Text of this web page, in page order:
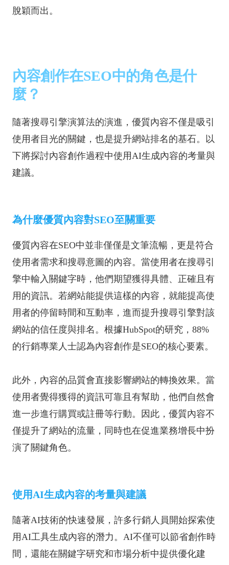
脫穎而出。
內容創作在SEO中的角色是什
麼？
隨著搜尋引擎演算法的演進，優質內容不僅是吸引
使用者目光的關鍵，也是提升網站排名的基石。以
下將探討內容創作過程中使用AI生成內容的考量與
建議。
為什麼優質內容對SEO至關重要
優質內容在SEO中並非僅僅是文筆流暢，更是符合
使用者需求和搜尋意圖的內容。當使用者在搜尋引
擎中輸入關鍵字時，他們期望獲得具體、正確且有
用的資訊。若網站能提供這樣的內容，就能提高使
用者的停留時間和互動率，進而提升搜尋引擎對該
網站的信任度與排名。根據HubSpot的研究，88%
的行銷專業人士認為內容創作是SEO的核心要素。
此外，內容的品質會直接影響網站的轉換效果。當
使用者覺得獲得的資訊可靠且有幫助，他們自然會
進一步進行購買或註冊等行動。因此，優質內容不
僅提升了網站的流量，同時也在促進業務增長中扮
演了關鍵角色。
使用AI生成內容的考量與建議
隨著AI技術的快速發展，許多行銷人員開始探索使
用AI工具生成內容的潛力。AI不僅可以節省創作時
間，還能在關鍵字研究和市場分析中提供優化建